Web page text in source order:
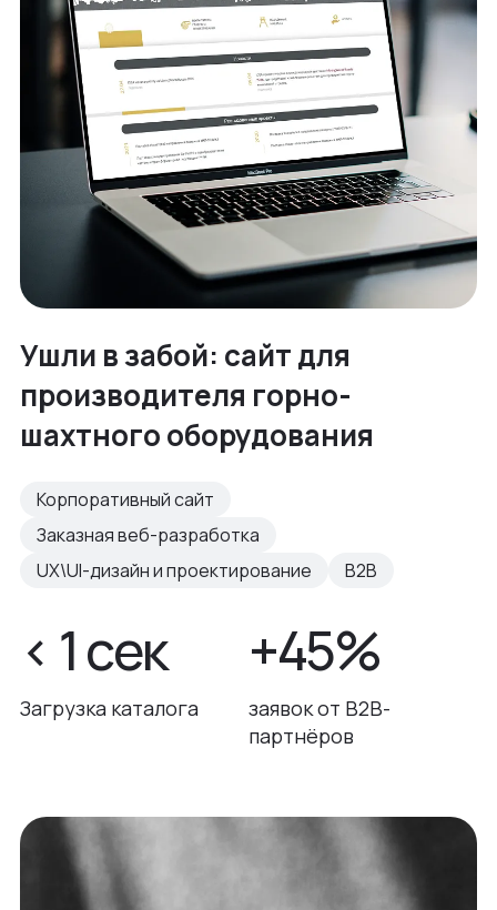
Ушли в забой: сайт для
производителя горно-
шахтного оборудования
Корпоративный сайт
Заказная веб-разработка
UX\UI-дизайн и проектирование
B2B
< 1 сек
Загрузка каталога
+45%
заявок от B2B-
партнёров